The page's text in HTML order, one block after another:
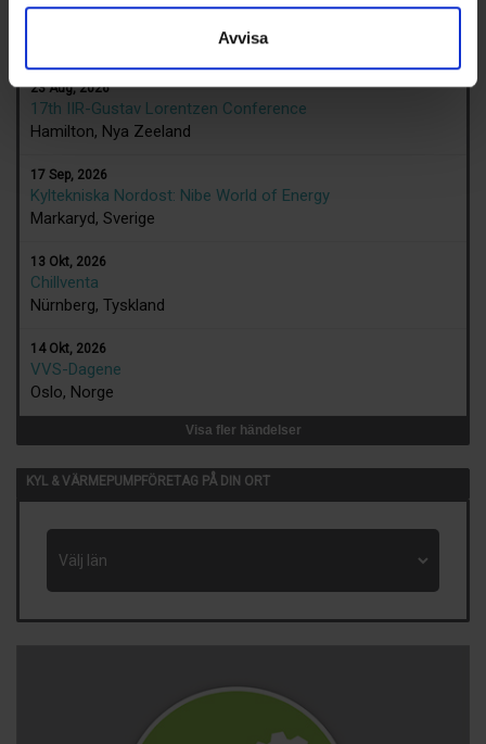
Avvisa
23 Aug, 2026
17th IIR-Gustav Lorentzen Conference
Hamilton, Nya Zeeland
17 Sep, 2026
Kyltekniska Nordost: Nibe World of Energy
Markaryd, Sverige
13 Okt, 2026
Chillventa
Nürnberg, Tyskland
14 Okt, 2026
VVS-Dagene
Oslo, Norge
Visa fler händelser
KYL & VÄRMEPUMPFÖRETAG PÅ DIN ORT